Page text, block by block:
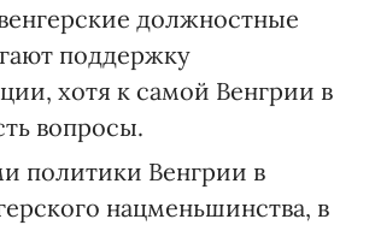
должностные
поддержку
хотя к самой Венгрии в
вопросы.
политики Венгрии в
нацменьшинства, в